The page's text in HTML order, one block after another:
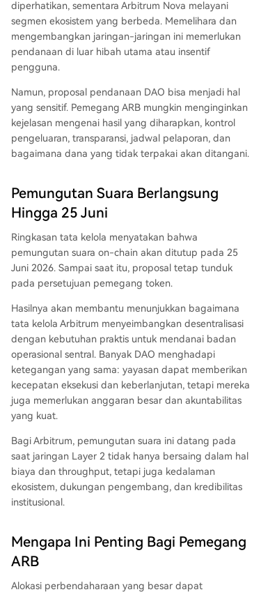
diperhatikan, sementara Arbitrum Nova melayani
segmen ekosistem yang berbeda. Memelihara dan
mengembangkan jaringan-jaringan ini memerlukan
pendanaan di luar hibah utama atau insentif
pengguna.
Namun, proposal pendanaan DAO bisa menjadi hal
yang sensitif. Pemegang ARB mungkin menginginkan
kejelasan mengenai hasil yang diharapkan, kontrol
pengeluaran, transparansi, jadwal pelaporan, dan
bagaimana dana yang tidak terpakai akan ditangani.
Pemungutan Suara Berlangsung
Hingga 25 Juni
Ringkasan tata kelola menyatakan bahwa
pemungutan suara on-chain akan ditutup pada 25
Juni 2026. Sampai saat itu, proposal tetap tunduk
pada persetujuan pemegang token.
Hasilnya akan membantu menunjukkan bagaimana
tata kelola Arbitrum menyeimbangkan desentralisasi
dengan kebutuhan praktis untuk mendanai badan
operasional sentral. Banyak DAO menghadapi
ketegangan yang sama: yayasan dapat memberikan
kecepatan eksekusi dan keberlanjutan, tetapi mereka
juga memerlukan anggaran besar dan akuntabilitas
yang kuat.
Bagi Arbitrum, pemungutan suara ini datang pada
saat jaringan Layer 2 tidak hanya bersaing dalam hal
biaya dan throughput, tetapi juga kedalaman
ekosistem, dukungan pengembang, dan kredibilitas
institusional.
Mengapa Ini Penting Bagi Pemegang
ARB
Alokasi perbendaharaan yang besar dapat